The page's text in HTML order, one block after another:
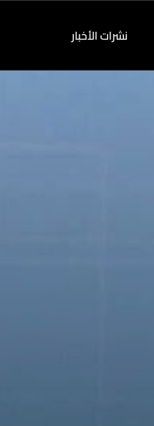
نشرات الأخبار